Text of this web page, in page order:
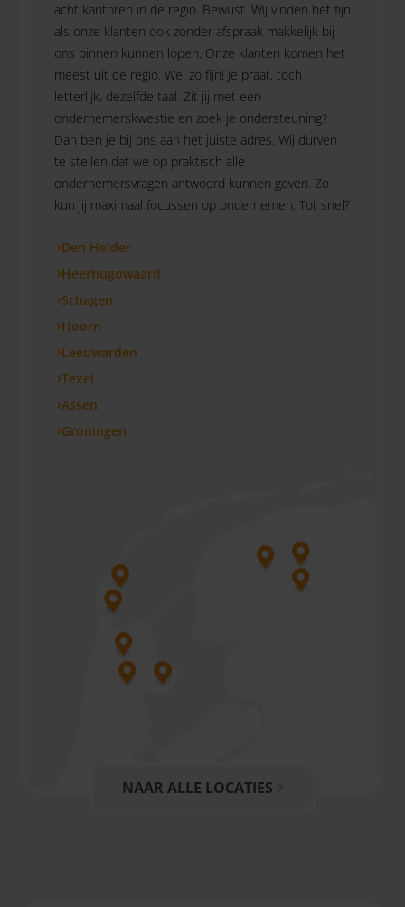
acht kantoren in de regio. Bewust. Wij vinden het fijn
als onze klanten ook zonder afspraak makkelijk bij
ons binnen kunnen lopen. Onze klanten komen het
meest uit de regio. Wel zo fijn! Je praat, toch
letterlijk, dezelfde taal. Zit jij met een
ondernemerskwestie en zoek je ondersteuning?
Dan ben je bij ons aan het juiste adres. Wij durven
te stellen dat we op praktisch alle
ondernemersvragen antwoord kunnen geven. Zo
kun jij maximaal focussen op ondernemen. Tot snel?
Den Helder
Heerhugowaard
Schagen
Hoorn
Leeuwarden
Texel
Assen
Groningen
NAAR ALLE LOCATIES